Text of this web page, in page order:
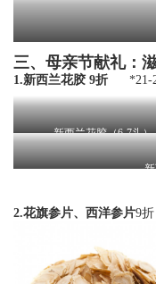
三、母亲节献礼：
1.新西兰花胶 9折*21-24
新西兰花胶（6-7头）
2.花旗参片、西洋参片9折